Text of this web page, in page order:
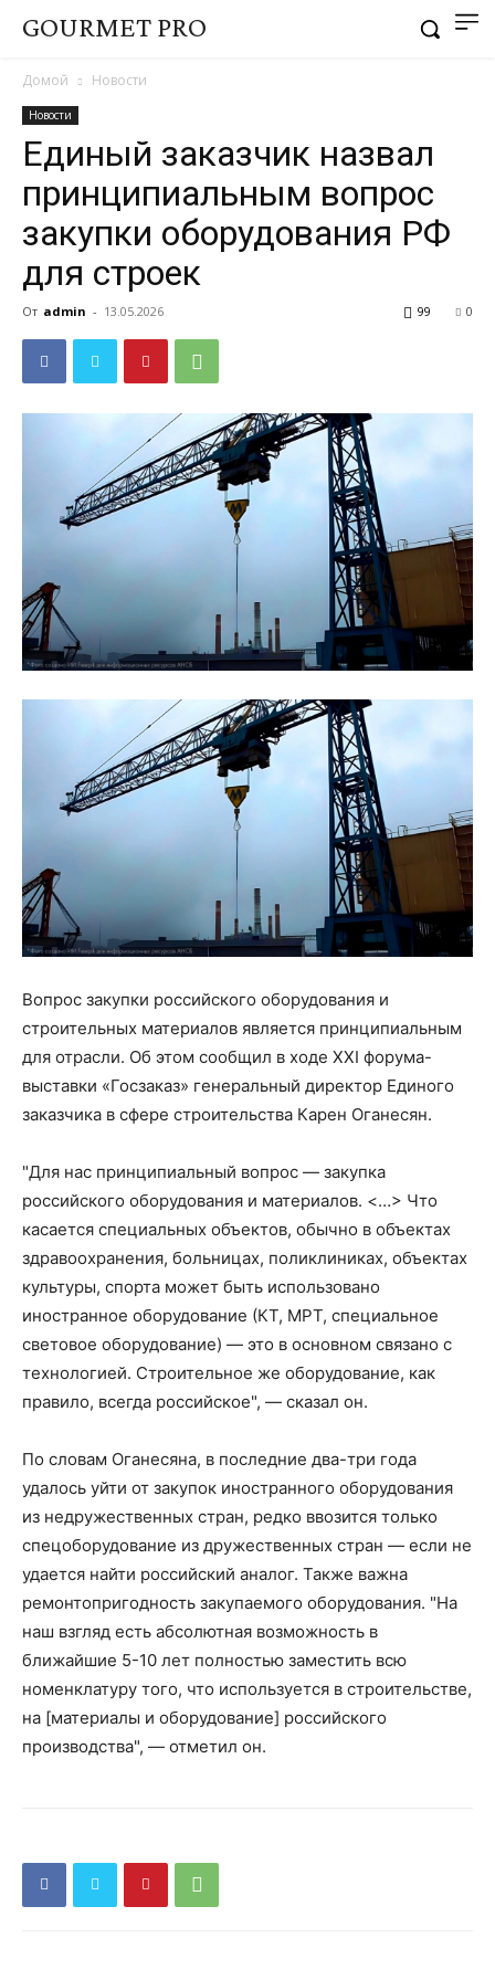
GOURMET PRO
Домой Новости
Новости
Единый заказчик назвал
принципиальным вопрос
закупки оборудования РФ
для строек
От admin - 13.05.2026 0
99
Вопрос закупки российского оборудования и
строительных материалов является принципиальным
для отрасли. Об этом сообщил в ходе XXI форума-
выставки «Госзаказ» генеральный директор Единого
заказчика в сфере строительства Карен Оганесян.
"Для нас принципиальный вопрос — закупка
российского оборудования и материалов. <…> Что
касается специальных объектов, обычно в объектах
здравоохранения, больницах, поликлиниках, объектах
культуры, спорта может быть использовано
иностранное оборудование (КТ, МРТ, специальное
световое оборудование) — это в основном связано с
технологией. Строительное же оборудование, как
правило, всегда российское", — сказал он.
По словам Оганесяна, в последние два-три года
удалось уйти от закупок иностранного оборудования
из недружественных стран, редко ввозится только
спецоборудование из дружественных стран — если не
удается найти российский аналог. Также важна
ремонтопригодность закупаемого оборудования. "На
наш взгляд есть абсолютная возможность в
ближайшие 5-10 лет полностью заместить всю
номенклатуру того, что используется в строительстве,
на [материалы и оборудование] российского
производства", — отметил он.